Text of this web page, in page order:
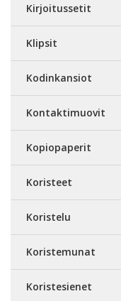
Kirjoitussetit
Klipsit
Kodinkansiot
Kontaktimuovit
Kopiopaperit
Koristeet
Koristelu
Koristemunat
Koristesienet